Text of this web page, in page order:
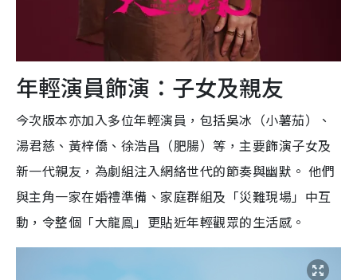
年輕演員飾演：子女及親友
今次版本亦加入多位年輕演員，包括吳冰（小薯茄）、
湯君慈、黃梓僑、徐浩昌（肥腸）等，主要飾演子女及
新一代親友，為劇組注入網絡世代的節奏與幽默。 他們
與主角一家在婚禮準備、家庭群組及「災難現場」中互
動，令整個「大龍鳯」更貼近年輕觀眾的生活感。